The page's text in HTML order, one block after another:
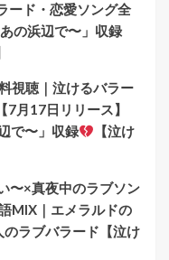
ード・恋愛ソング全
の浜辺で〜」収録
視聴｜泣けるバラー
7月17日リリース】
で〜」収録
【泣け
〜×真夜中のラブソン
MIX｜エメラルドの
ラブバラード【泣け